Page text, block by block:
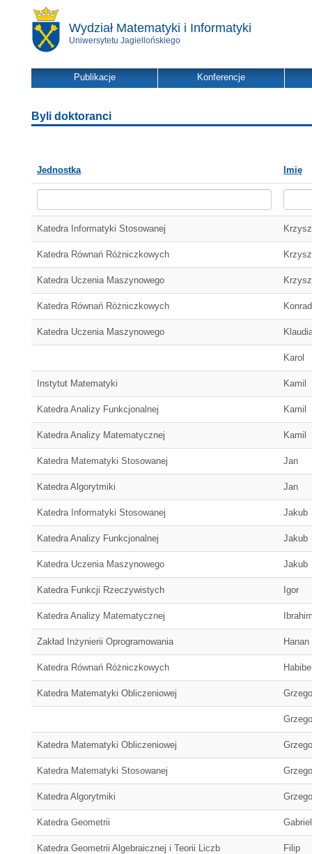
Wydział Matematyki i Informatyki
Uniwersytetu Jagiellońskiego
Publikacje Konferencje
Byli doktoranci
Jednostka Imię
Katedra Informatyki Stosowanej
Katedra Równań Różniczkowych
Katedra Uczenia Maszynowego
Katedra Równań Różniczkowych Konrad
Katedra Uczenia Maszynowego
Karol
Instytut Matematyki Kamil
Katedra Analizy Funkcjonalnej Kamil
Katedra Analizy Matematycznej Kamil
Katedra Matematyki Stosowanej Jan
Katedra Algorytmiki Jan
Katedra Informatyki Stosowanej Jakub
Katedra Analizy Funkcjonalnej Jakub
Katedra Uczenia Maszynowego Jakub
Katedra Funkcji Rzeczywistych Igor
Katedra Analizy Matematycznej
Zakład Inżynierii Oprogramowania Hanan
Katedra Równań Różniczkowych
Katedra Matematyki Obliczeniowej
Katedra Matematyki Obliczeniowej
Katedra Matematyki Stosowanej
Katedra Algorytmiki
Katedra Geometrii Gabriel
Katedra Geometrii Algebraicznej i Teorii Liczb Filip